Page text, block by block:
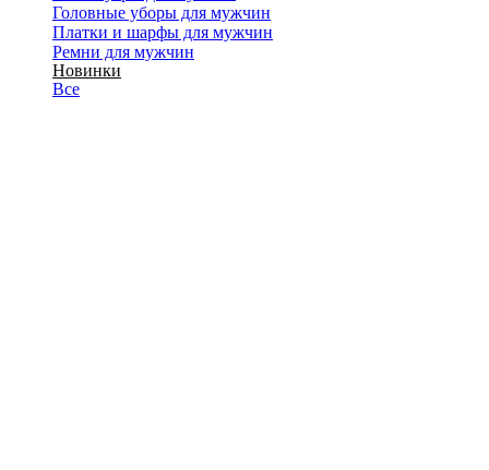
Головные уборы для мужчин
Платки и шарфы для мужчин
Ремни для мужчин
Новинки
Все